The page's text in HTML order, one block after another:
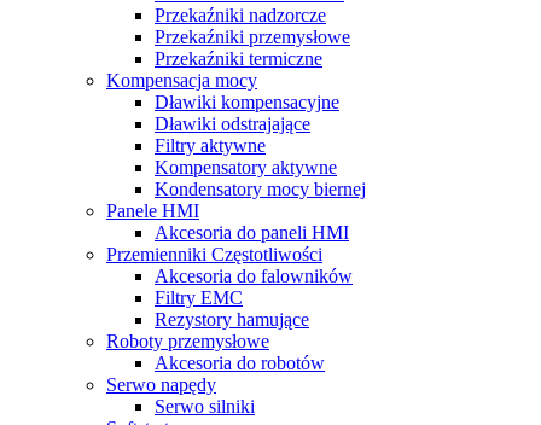
Przekaźniki nadzorcze
Przekaźniki przemysłowe
Przekaźniki termiczne
Kompensacja mocy
Dławiki kompensacyjne
Dławiki odstrajające
Filtry aktywne
Kompensatory aktywne
Kondensatory mocy biernej
Panele HMI
Akcesoria do paneli HMI
Przemienniki Częstotliwości
Akcesoria do falowników
Filtry EMC
Rezystory hamujące
Roboty przemysłowe
Akcesoria do robotów
Serwo napędy
Serwo silniki